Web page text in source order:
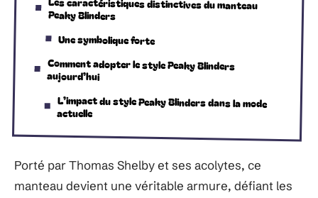
Peaky Blinders
Une symbolique forte
Comment adopter le style Peaky Blinders
aujourd’hui
L’impact du style Peaky Blinders dans la mode
actuelle
Porté par Thomas Shelby et ses acolytes, ce
manteau devient une véritable armure, défiant les